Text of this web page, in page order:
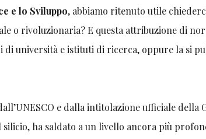
e lo Sviluppo, abbiamo ritenuto utile
o rivoluzionaria? E questa attribuzione di
università e istituti di ricerca, oppure la si
e dalla intitolazione ufficiale della
ha saldato a un livello ancora più